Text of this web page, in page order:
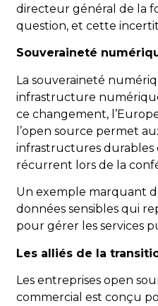
directeur général de la
question, et cette
Souveraineté
La souveraineté
infrastructure
ce changement,
l’open source permet
infrastructures durables
récurrent lors de la
Un exemple marquant
données sensibles qui
pour gérer les services
Les alliés de la
Les entreprises open
commercial est conçu